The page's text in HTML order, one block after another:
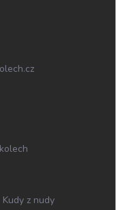
Kudy z nudy